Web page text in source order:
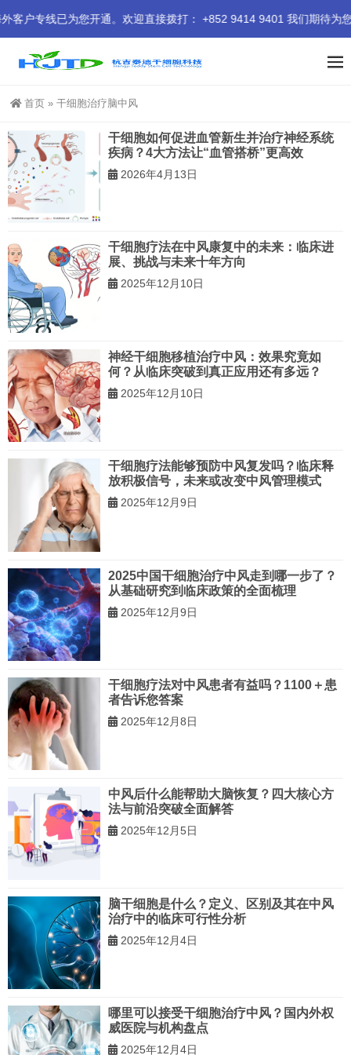
户专线已为您开通。欢迎直接拨打： +852 9414 9401 我们期待为您
首页 » 干细胞治疗脑中风
干细胞如何促进血管新生并治疗神经系统
疾病？4大方法让“血管搭桥”更高效
2026年4月13日
干细胞疗法在中风康复中的未来：临床进
展、挑战与未来十年方向
2025年12月10日
神经干细胞移植治疗中风：效果究竟如
何？从临床突破到真正应用还有多远？
2025年12月10日
干细胞疗法能够预防中风复发吗？临床释
放积极信号，未来或改变中风管理模式
2025年12月9日
2025中国干细胞治疗中风走到哪一步了？
从基础研究到临床政策的全面梳理
2025年12月9日
干细胞疗法对中风患者有益吗？1100＋患
者告诉您答案
2025年12月8日
中风后什么能帮助大脑恢复？四大核心方
法与前沿突破全面解答
2025年12月5日
脑干细胞是什么？定义、区别及其在中风
治疗中的临床可行性分析
2025年12月4日
哪里可以接受干细胞治疗中风？国内外权
威医院与机构盘点
2025年12月4日